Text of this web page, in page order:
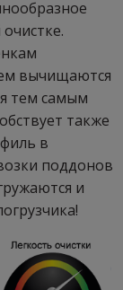
вычищаются
тем самым
также
в
поддонов
и